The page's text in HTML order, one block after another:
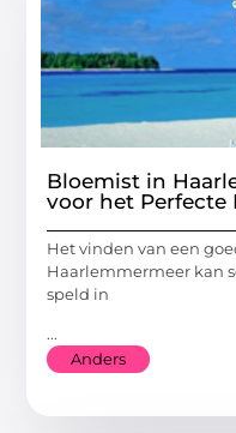
Bloemist in
voor het Perfecte
Het vinden van een
Haarlemmermeer kan
speld in
...
Anders